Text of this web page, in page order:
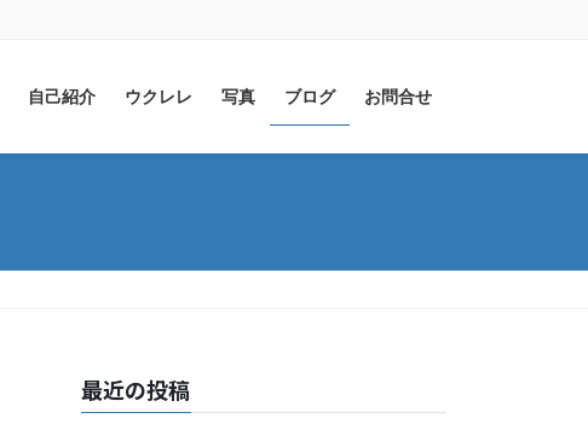
自己紹介 ウクレレ 写真 ブログ お問合せ
最近の投稿